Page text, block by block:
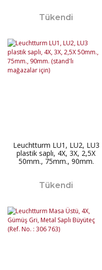
Tükendi
Leuchtturm LU1, LU2, LU3
plastik saplı, 4X, 3X, 2,5X
50mm., 75mm., 90mm.
Tükendi